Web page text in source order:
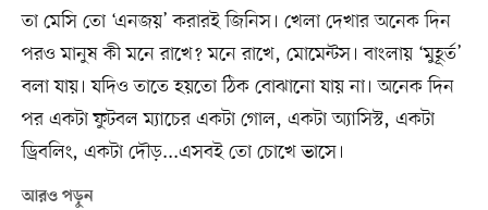
তা মেসি তো ‘এনজয়’ করারই জিনিস। খেলা দেখার অনেক দিন
পরও মানুষ কী মনে রাখে? মনে রাখে, মোমেন্টস। বাংলায় ‘মুহূর্ত’
বলা যায়। যদিও তাতে হয়তো ঠিক বোঝানো যায় না। অনেক দিন
পর একটা ফুটবল ম্যাচের একটা গোল, একটা অ্যাসিস্ট, একটা
ড্রিবলিং, একটা দৌড়...এসবই তো চোখে ভাসে।
আরও পড়ুন